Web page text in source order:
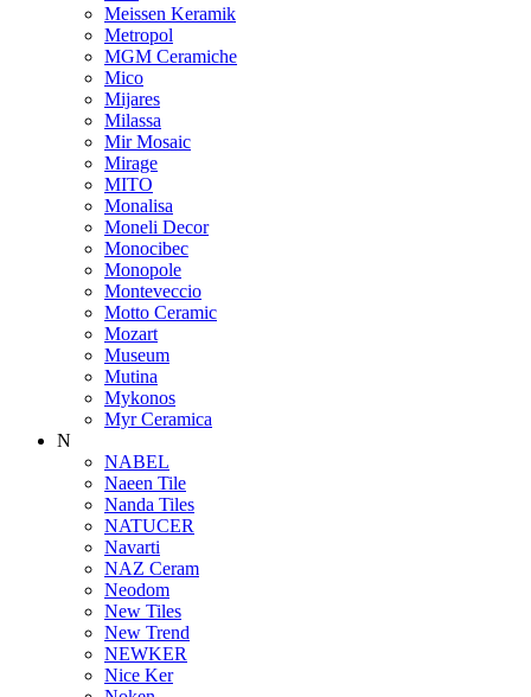
Meissen Keramik
Metropol
MGM Ceramiche
Mico
Mijares
Milassa
Mir Mosaic
Mirage
MITO
Monalisa
Moneli Decor
Monocibec
Monopole
Monteveccio
Motto Ceramic
Mozart
Museum
Mutina
Mykonos
Myr Ceramica
N
NABEL
Naeen Tile
Nanda Tiles
NATUCER
Navarti
NAZ Ceram
Neodom
New Tiles
New Trend
NEWKER
Nice Ker